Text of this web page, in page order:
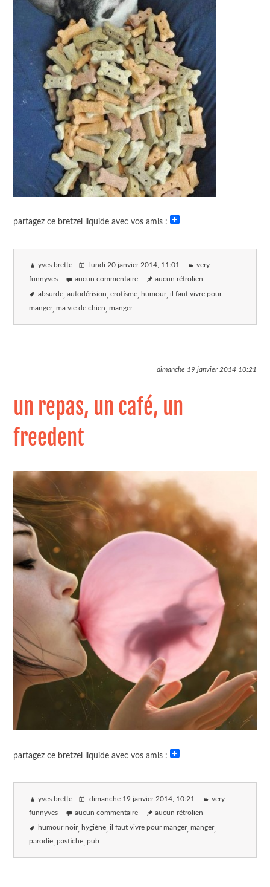
partagez ce bretzel liquide avec vos amis :
yves brette lundi 20 janvier 2014, 11:01 very
funnyves aucun commentaire aucun rétrolien
absurde autodérision erotisme humour il faut vivre pour
manger ma vie de chien manger
dimanche 19 janvier 201410:21
un repas, un café, un
freedent
partagez ce bretzel liquide avec vos amis :
yves brette dimanche 19 janvier 2014 , 10:21 very
funnyves aucun commentaire aucun rétrolien
humour noir hygiène il faut vivre pour manger manger
parodie pastiche pub